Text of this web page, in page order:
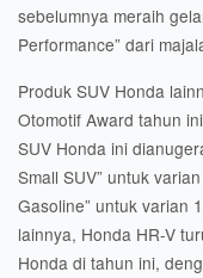
sebelumnya meraih
Performance” dari
Produk SUV Honda
Otomotif Award tahun
SUV Honda ini
Small SUV” untuk
Gasoline” untuk varian
lainnya, Honda HR-V
Honda di tahun ini,